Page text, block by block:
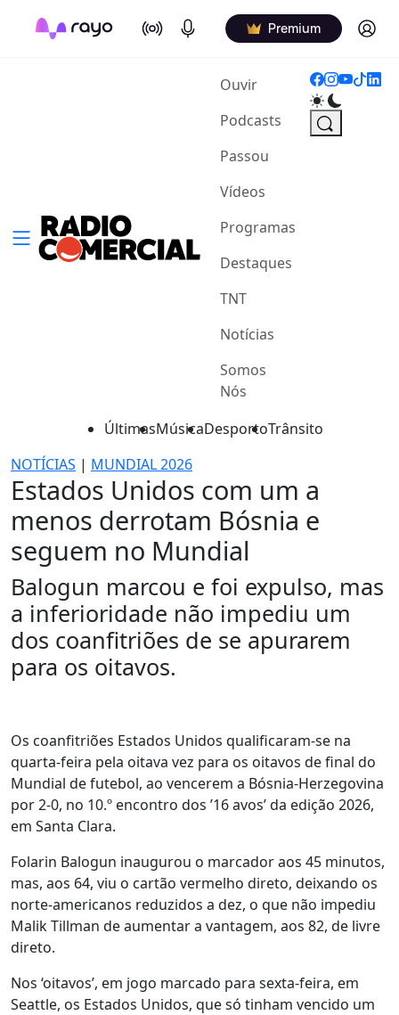
On Air Podcasts Premium Log in
Ouvir(current)
Podcasts
Passou
Vídeos
Programas
Destaques
TNT
Notícias
Somos
Nós
ÚltimasMúsicaDesportoTrânsito
NOTÍCIAS | MUNDIAL 2026
Estados Unidos com um a
menos derrotam Bósnia e
seguem no Mundial
Balogun marcou e foi expulso, mas
a inferioridade não impediu um
dos coanfitriões de se apurarem
para os oitavos.
Os coanfitriões Estados Unidos qualificaram-se na
quarta-feira pela oitava vez para os oitavos de final do
Mundial de futebol, ao vencerem a Bósnia-Herzegovina
por 2-0, no 10.º encontro dos ’16 avos’ da edição 2026,
em Santa Clara.
Folarin Balogun inaugurou o marcador aos 45 minutos,
mas, aos 64, viu o cartão vermelho direto, deixando os
norte-americanos reduzidos a dez, o que não impediu
Malik Tillman de aumentar a vantagem, aos 82, de livre
direto.
Nos ‘oitavos’, em jogo marcado para sexta-feira, em
Seattle, os Estados Unidos, que só tinham vencido um